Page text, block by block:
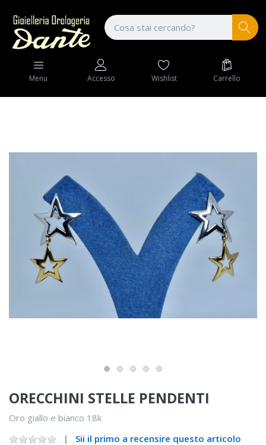
Menu Accesso Wishlist Carrello
ORECCHINI STELLE PENDENTI
Oro giallo e bianco 18k
Sii il primo a recensire questo articolo